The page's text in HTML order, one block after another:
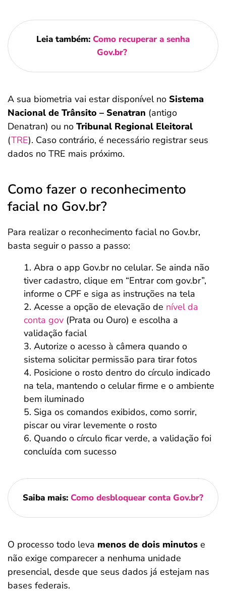
Leia também: Como recuperar a senha
Gov.br?
A sua biometria vai estar disponível no Sistema
Nacional de Trânsito – Senatran (antigo
Denatran) ou no Tribunal Regional Eleitoral
(TRE). Caso contrário, é necessário registrar seus
dados no TRE mais próximo.
Como fazer o reconhecimento
facial no Gov.br?
Para realizar o reconhecimento facial no Gov.br,
basta seguir o passo a passo:
Abra o app Gov.br no celular. Se ainda não
tiver cadastro, clique em “Entrar com gov.br”,
informe o CPF e siga as instruções na tela
Acesse a opção de elevação de nível da
conta gov (Prata ou Ouro) e escolha a
validação facial
Autorize o acesso à câmera quando o
sistema solicitar permissão para tirar fotos
Posicione o rosto dentro do círculo indicado
na tela, mantendo o celular firme e o ambiente
bem iluminado
Siga os comandos exibidos, como sorrir,
piscar ou virar levemente o rosto
Quando o círculo ficar verde, a validação foi
concluída com sucesso
Saiba mais: Como desbloquear conta Gov.br?
O processo todo leva menos de dois minutos e
não exige comparecer a nenhuma unidade
presencial, desde que seus dados já estejam nas
bases federais.